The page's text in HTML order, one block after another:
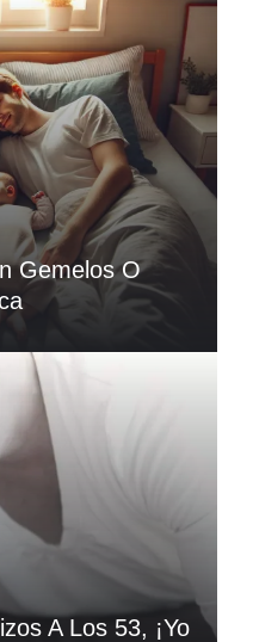
Gemelos O
A Los 53, ¡Yo